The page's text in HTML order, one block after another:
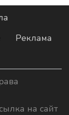
Реклама
на сайт